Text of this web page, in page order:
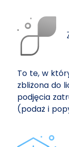
To te, w
zbliżona do
podjęcia
(podaż i